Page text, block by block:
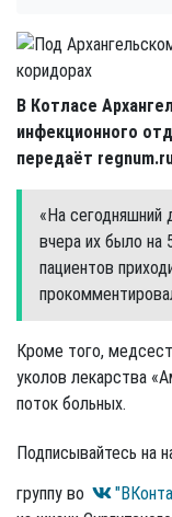
В Котласе
инфекционного
передаёт
«На сегодняшний
вчера их было на
пациентов
Кроме того,
уколов лекарства
поток больных.
Подписывайтесь на
группу во